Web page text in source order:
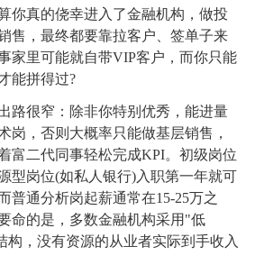
真的侥幸进入了金融机构，做投
售，最终都要靠拉客户、签单子来
家里可能就自带VIP客户，而你只能
能拼得过?
很窄：除非你特别优秀，能进量
岗，否则大概率只能做基层销售，
富二代同事轻松完成KPI。初级岗位
型岗位(如私人银行)入职第一年就可
普通分析岗起薪通常在15-25万之
命的是，多数金融机构采用"低
构，没有资源的从业者实际到手收入